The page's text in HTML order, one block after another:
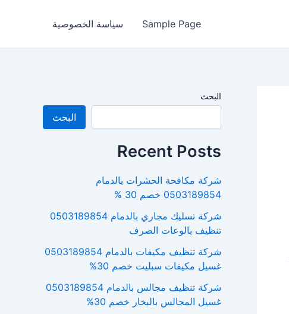
Sample Page سياسة الخصوصية
البحث
البحث
Recent Posts
شركة مكافحة الحشرات بالدمام
0503189854 خصم 30 %
شركة تسليك مجاري بالدمام 0503189854
تنظيف بالوعات الصرف
شركة تنظيف مكيفات بالدمام 0503189854
غسيل مكيفات سبليت خصم 30%
شركة تنظيف مجالس بالدمام 0503189854
غسيل المجالس بالبخار خصم 30%